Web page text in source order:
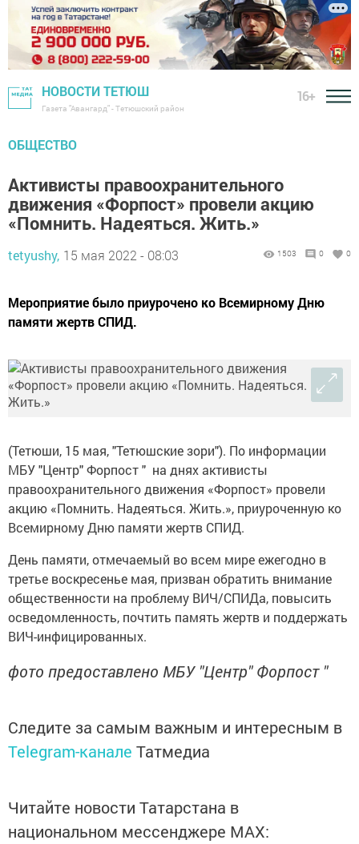
НОВОСТИ ТЕТЮШ
Газета "Авангард" - Тетюшский район
16+
ОБЩЕСТВО
Активисты правоохранительного
движения «Форпост» провели акцию
«Помнить. Надеяться. Жить.»
tetyushy, 15 мая 2022 - 08:03 1503 0 0
Мероприятие было приурочено ко Всемирному Дню
памяти жертв СПИД.
(Тетюши, 15 мая, "Тетюшские зори"). По информации
МБУ "Центр" Форпост " на днях активисты
правоохранительного движения «Форпост» провели
акцию «Помнить. Надеяться. Жить.», приуроченную ко
Всемирному Дню памяти жертв СПИД.
День памяти, отмечаемый во всем мире ежегодно в
третье воскресенье мая, призван обратить внимание
общественности на проблему ВИЧ/СПИДа, повысить
осведомленность, почтить память жертв и поддержать
ВИЧ-инфицированных.
фото предоставлено МБУ "Центр" Форпост "
Следите за самым важным и интересным в
Telegram-канале Татмедиа
Читайте новости Татарстана в
национальном мессенджере MАХ: